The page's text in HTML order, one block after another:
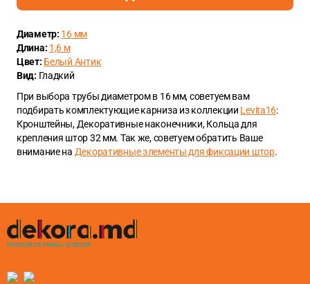
Диаметр: 16 мм
Длина: 1,6 м
Цвет: Белый Антик
Вид: Гладкий
При выбора трубы диаметром в 16 мм, советуем вам
подбирать комплектующие карниза из коллекции Levita16:
Кронштейны, Декоративные наконечники, Кольца для
крепления штор 32 мм. Так же, советуем обратить Ваше
внимание на Декоративные элементы для фиксации штор.